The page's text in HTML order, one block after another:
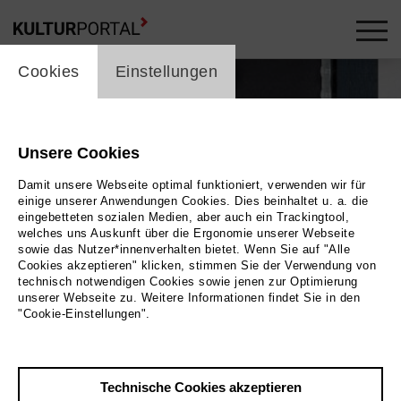
Übersicht
cookie_layer
Cookies Einstellungen
Unsere Cookies
Damit unsere Webseite optimal funktioniert, verwenden wir für
einige unserer Anwendungen Cookies. Dies beinhaltet u. a. die
eingebetteten sozialen Medien, aber auch ein Trackingtool,
welches uns Auskunft über die Ergonomie unserer Webseite
sowie das Nutzer*innenverhalten bietet. Wenn Sie auf "Alle
Cookies akzeptieren" klicken, stimmen Sie der Verwendung von
technisch notwendigen Cookies sowie jenen zur Optimierung
unserer Webseite zu. Weitere Informationen findet Sie in den
"Cookie-Einstellungen".
Technische Cookies akzeptieren